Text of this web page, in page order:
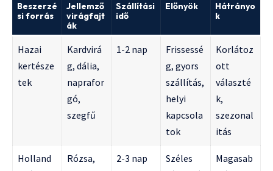
Beszerzé
si forrás
Jellemző
virágfajt
ák
Szállítási
idő
Előnyök
Hátrányo
k
Hazai
kertésze
tek
Kardvirá
g, dália,
naprafor
gó,
szegfű
1-2 nap
Frissessé
g, gyors
szállítás,
helyi
kapcsola
tok
Korlátoz
ott
választé
k,
szezonal
itás
Holland
Rózsa,
2-3 nap
Széles
Magasab